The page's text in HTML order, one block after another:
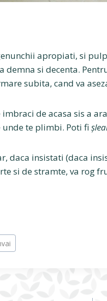
apropiati, si
demna si decenta.
subita, cand va
imbraci de acasa sis a
unde te plimbi. Poti fi
daca insistati (daca
si de stramte, va rog